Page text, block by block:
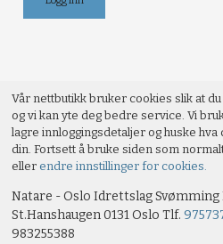
Vår nettbutikk bruker cookies slik at
og vi kan yte deg bedre service. Vi
lagre innloggingsdetaljer og huske
din. Fortsett å bruke siden som
eller endre innstillinger for cookies.
Natare - Oslo Idrettslag Svømming
St.Hanshaugen 0131 Oslo Tlf.
983255388